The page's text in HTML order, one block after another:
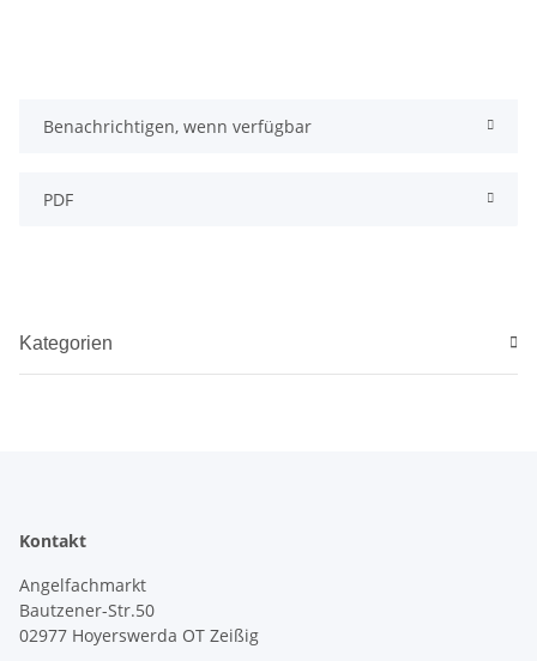
Benachrichtigen, wenn verfügbar
PDF
Kategorien
Kontakt
Angelfachmarkt
Bautzener-Str.50
02977 Hoyerswerda OT Zeißig